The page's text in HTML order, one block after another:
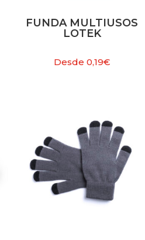
FUNDA MULTIUSOS
LOTEK
Desde 0,19€